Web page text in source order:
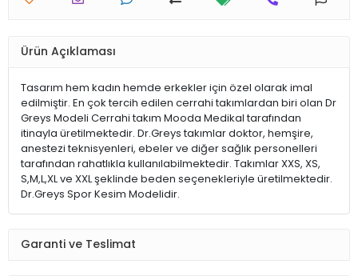
Ürün Açıklaması
Tasarım hem kadın hemde erkekler için özel olarak imal
edilmiştir. En çok tercih edilen cerrahi takımlardan biri olan Dr
Greys Modeli Cerrahi takım Mooda Medikal tarafından
itinayla üretilmektedir. Dr.Greys takımlar doktor, hemşire,
anestezi teknisyenleri, ebeler ve diğer sağlık personelleri
tarafından rahatlıkla kullanılabilmektedir. Takımlar XXS, XS,
S,M,L,XL ve XXL şeklinde beden seçenekleriyle üretilmektedir.
Dr.Greys Spor Kesim Modelidir.
Garanti ve Teslimat